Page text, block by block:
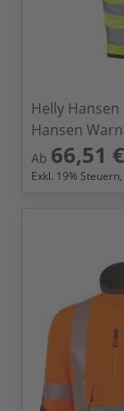
Helly
Hansen
Ab 66,51 €
Exkl. 19%